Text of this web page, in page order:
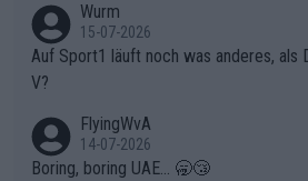
Wurm
15-07-2026
Auf Sport1 läuft noch was anderes, als
V?
FlyingWvA
14-07-2026
Boring, boring UAE... 🥱😴